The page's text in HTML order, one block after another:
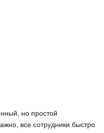
но простой
все сотрудники быстро